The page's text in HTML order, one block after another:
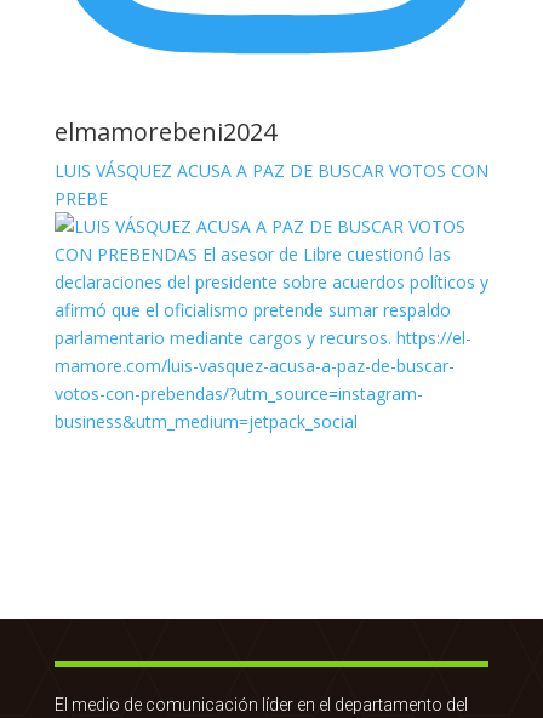
elmamorebeni2024
LUIS VÁSQUEZ ACUSA A PAZ DE BUSCAR VOTOS CON
PREBE
El medio de comunicación líder en el departamento del